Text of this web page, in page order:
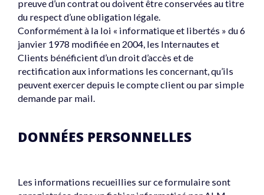
preuve d’un contrat ou doivent être conservées au titre
du respect d’une obligation légale.
Conformément à la loi « informatique et libertés » du 6
janvier 1978 modifiée en 2004, les Internautes et
Clients bénéficient d’un droit d’accès et de
rectification aux informations les concernant, qu’ils
peuvent exercer depuis le compte client ou par simple
demande par mail.
DONNÉES PERSONNELLES
Les informations recueillies sur ce formulaire sont